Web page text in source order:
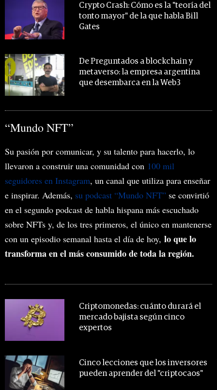
Crypto Crash: Cómo es la "teoría del
tonto mayor" de la que habla Bill
Gates
De Preguntados a blockchain y
metaverso: la empresa argentina
que desembarca en la Web3
“Mundo NFT”
Su pasión por comunicar, y su talento para hacerlo, lo
llevaron a construir una comunidad con 100 mil
seguidores en Instagram, un canal que utiliza para enseñar
e inspirar. Además, su podcast “Mundo NFT” se convirtió
en el segundo podcast de habla hispana más escuchado
sobre NFTs y, de los tres primeros, el único en mantenerse
con un episodio semanal hasta el día de hoy, lo que lo
transforma en el más consumido de toda la región.
Criptomonedas: cuánto durará el
mercado bajista según cinco
expertos
Cinco lecciones que los inversores
pueden aprender del "criptocaos"